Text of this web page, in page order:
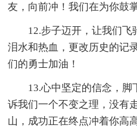
友，向前冲！我们在为你鼓掌
12.步子迈开，让我们
泪水和热血，更改历史的记
们的勇士加油！
13.心中坚定的信念，
诉我们一个不变之理，没有
山，成功正在终点冲着你高